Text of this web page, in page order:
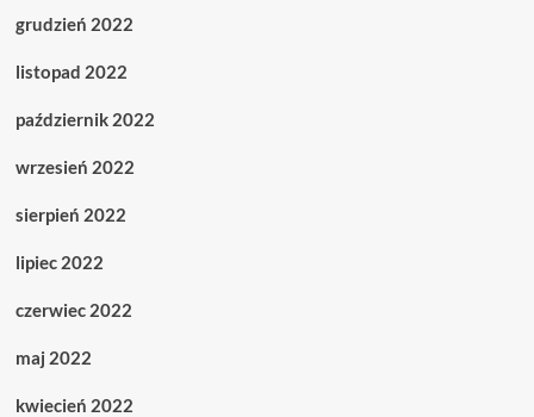
grudzień 2022
listopad 2022
październik 2022
wrzesień 2022
sierpień 2022
lipiec 2022
czerwiec 2022
maj 2022
kwiecień 2022